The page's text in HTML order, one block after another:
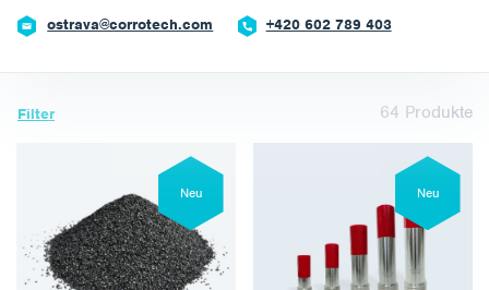
ostrava@corrotech.com +420 602 789 403
Filter 64 Produkte
Neu Neu